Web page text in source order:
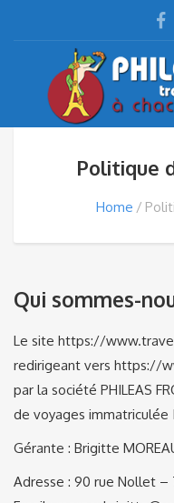
Politique
Home
Qui sommes-
Le site https://
redirigeant vers https://
par la société PHILEAS
de voyages immatriculée
Gérante : Brigitte
Adresse : 90 rue Nollet –